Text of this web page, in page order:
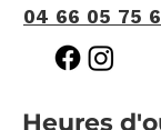
04 66 05 75
Heures